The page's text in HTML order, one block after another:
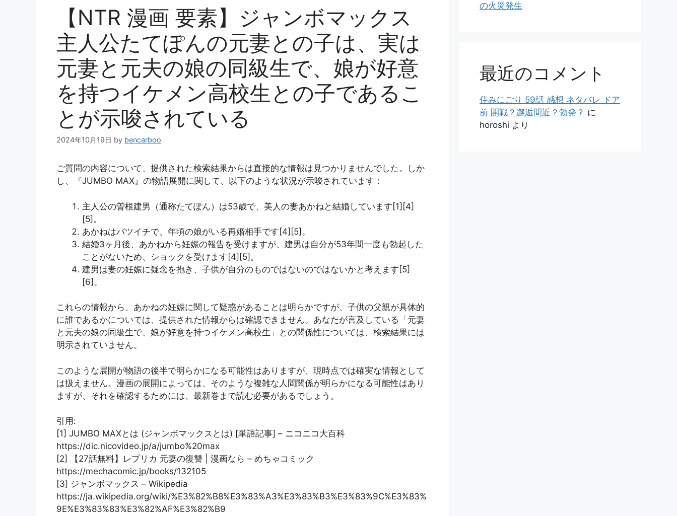
【NTR 漫画 要素】ジャンボマックス
主人公たてぽんの元妻との子は、実は
元妻と元夫の娘の同級生で、娘が好意
を持つイケメン高校生との子であるこ
とが示唆されている
2024年10月19日 by bencarboo
ご質問の内容について、提供された検索結果からは直接的な情報は見つかりませんでした。しか
し、『JUMBO MAX』の物語展開に関して、以下のような状況が示唆されています：
主人公の曽根建男（通称たてぽん）は53歳で、美人の妻あかねと結婚しています[1][4]
[5]。
あかねはバツイチで、年頃の娘がいる再婚相手です[4][5]。
結婚3ヶ月後、あかねから妊娠の報告を受けますが、建男は自分が53年間一度も勃起した
ことがないため、ショックを受けます[4][5]。
建男は妻の妊娠に疑念を抱き、子供が自分のものではないのではないかと考えます[5]
[6]。
これらの情報から、あかねの妊娠に関して疑惑があることは明らかですが、子供の父親が具体的
に誰であるかについては、提供された情報からは確認できません。あなたが言及している「元妻
と元夫の娘の同級生で、娘が好意を持つイケメン高校生」との関係性については、検索結果には
明示されていません。
このような展開が物語の後半で明らかになる可能性はありますが、現時点では確実な情報として
は扱えません。漫画の展開によっては、そのような複雑な人間関係が明らかになる可能性はあり
ますが、それを確認するためには、最新巻まで読む必要があるでしょう。
引用:
[1] JUMBO MAXとは (ジャンボマックスとは) [単語記事] – ニコニコ大百科
https://dic.nicovideo.jp/a/jumbo%20max
[2] 【27話無料】レプリカ 元妻の復讐 | 漫画なら – めちゃコミック
https://mechacomic.jp/books/132105
[3] ジャンボマックス – Wikipedia
https://ja.wikipedia.org/wiki/%E3%82%B8%E3%83%A3%E3%83%B3%E3%83%9C%E3%83%
9E%E3%83%83%E3%82%AF%E3%82%B9
の火災発生
最近のコメント
住みにごり 59話 感想 ネタバレ ドア
前 開戦？邂逅間近？勃発？ に
horoshi より